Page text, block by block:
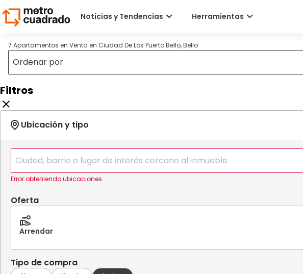
7 Apartamentos en Venta en Ciudad De Los Puerto Bello, Bello
Filtros
Error obteniendo ubicaciones
Oferta
Arrendar
Tipo de compra